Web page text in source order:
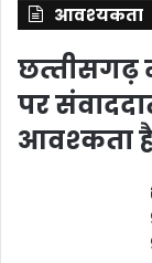
आवश्‍यकता
छत्‍तीसगढ़
पर
आवश्‍कता